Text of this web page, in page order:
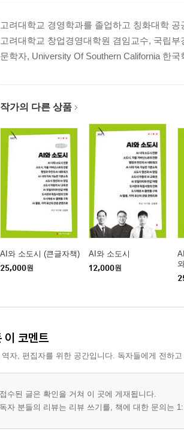
고려대학교 경영학과를 졸업하고 칭화대학
고려대학교 창업경영대학원 겸임교수, 국립
문학자, University Of Southern California 한
작가의 다른 상품
AI와 소도시 (큰글자책)
25,000원
AI와 소도시
12,000원
이 코멘트
역자, 편집자를 위한 공간입니다. 독자들에게 전하
접수된 글은 확인을 거쳐 이 곳에 게재됩니다.
독자 분들의 리뷰는 리뷰 쓰기를, 책에 대한 문의는